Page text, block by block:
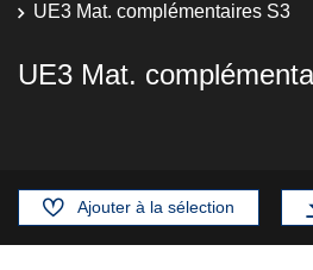
UE3 Mat. complémentaires S3
UE3 Mat.
Ajouter à la sélection